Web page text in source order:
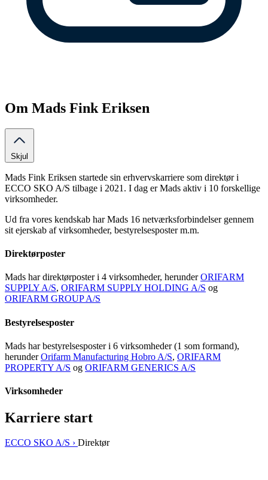
Om Mads Fink Eriksen
Skjul
Mads Fink Eriksen startede sin erhvervskarriere som direktør i
ECCO SKO A/S tilbage i 2021. I dag er Mads aktiv i 10 forskellige
virksomheder.
Ud fra vores kendskab har Mads 16 netværksforbindelser gennem
sit ejerskab af virksomheder, bestyrelsesposter m.m.
Direktørposter
Mads har direktørposter i 4 virksomheder, herunderORIFARM
SUPPLY A/S, ORIFARM SUPPLY HOLDING A/S og
ORIFARM GROUP A/S
Bestyrelsesposter
Mads har bestyrelsesposter i 6 virksomheder (1 som formand),
herunderOrifarm Manufacturing Hobro A/S, ORIFARM
PROPERTY A/S og ORIFARM GENERICS A/S
Virksomheder
Karriere start
ECCO SKO A/S › Direktør